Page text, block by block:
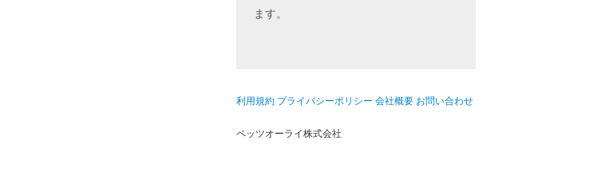
ます。
利用規約 プライバシーポリシー 会社概要 お問い合わせ
ペッツオーライ株式会社